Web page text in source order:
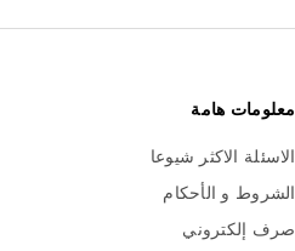
معلومات هامة
الاسئلة الاكثر شيوعا
الشروط و الأحكام
صرف إلكتروني